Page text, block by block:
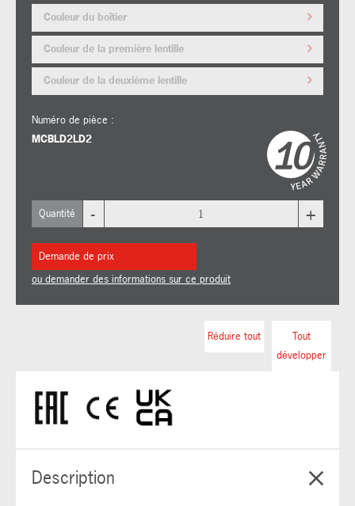
Couleur du boîtier
Couleur de la première lentille
Couleur de la deuxième lentille
Numéro de pièce :
MCBLD2LD2
Quantité - +
Demande de prix
ou demander des informations sur ce produit
Tout
développer
Réduire tout
Description